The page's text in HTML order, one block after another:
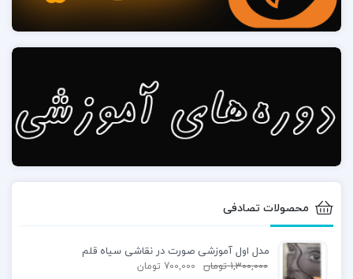
طلایی که دقیقاً زیر یک شکل کیستونی بین ابروها قرار
معمولاً در سایه است. از آنجایی که بینی لبه‌های سختی
با صورت ندارد، بلکه به آرامی بالا می‌آید، با خطوط خود
ادغام می شود.
9) دهان
محصولات تصادفی
مدل اول آموزشی صورت در نقاشی سیاه قلم
1,300,000 تومان 700,000 تومان